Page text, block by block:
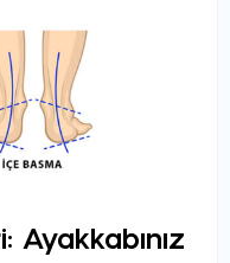
Ayakkabınız